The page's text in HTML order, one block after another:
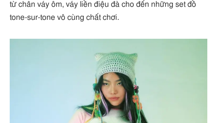
từ chân váy ôm, váy liền điệu đà cho đến những set đồ
tone-sur-tone vô cùng chất chơi.